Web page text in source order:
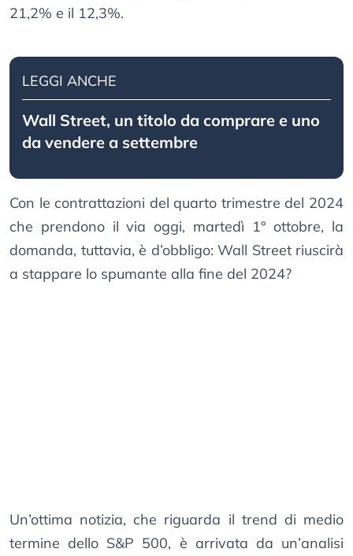
21,2% e il 12,3%.
LEGGI ANCHE
Wall Street, un titolo da comprare e uno
da vendere a settembre
Con le contrattazioni del quarto trimestre del 2024
che prendono il via oggi, martedì 1° ottobre, la
domanda, tuttavia, è d’obbligo: Wall Street riuscirà
a stappare lo spumante alla fine del 2024?
Un’ottima notizia, che riguarda il trend di medio
termine dello S&P 500, è arrivata da un’analisi